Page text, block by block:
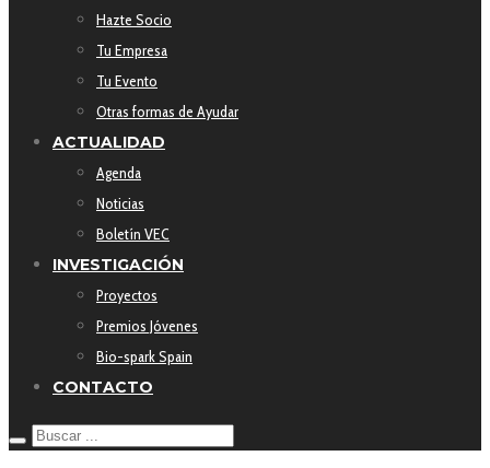
Hazte Socio
Tu Empresa
Tu Evento
Otras formas de Ayudar
ACTUALIDAD
Agenda
Noticias
Boletín VEC
INVESTIGACIÓN
Proyectos
Premios Jóvenes
Bio-spark Spain
CONTACTO